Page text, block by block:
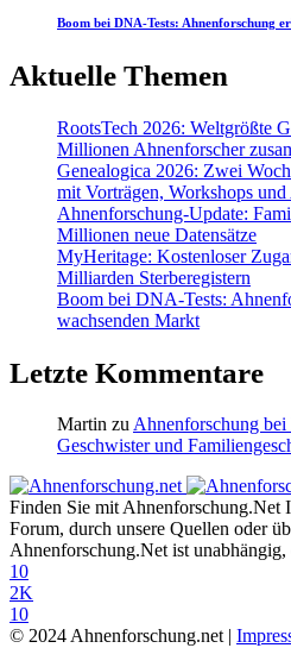
Boom bei DNA-Tests: Ahnenforschung
Aktuelle Themen
RootsTech 2026: Weltgrößte
Millionen Ahnenforscher
Genealogica 2026: Zwei
mit Vorträgen, Workshops und
Ahnenforschung-Update:
Millionen neue Datensätze
MyHeritage: Kostenloser
Milliarden Sterberegistern
Boom bei DNA-Tests:
wachsenden Markt
Letzte Kommentare
Martin zu Ahnenforschung
Geschwister und
Finden Sie mit Ahnenforschung.Net
Forum, durch unsere Quellen oder
Ahnenforschung.Net ist
10
2K
10
© 2024 Ahnenforschung.net |